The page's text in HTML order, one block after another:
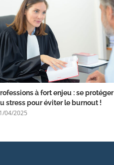
à fort enjeu : se protéger
stress pour éviter le burnout !
04/2025